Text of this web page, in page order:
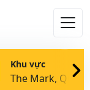
Khu vực